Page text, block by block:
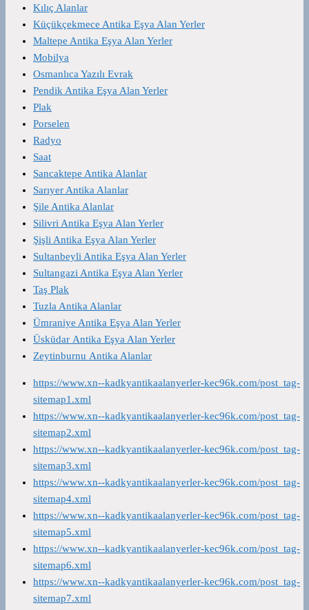
Kılıç Alanlar
Küçükçekmece Antika Eşya Alan Yerler
Maltepe Antika Eşya Alan Yerler
Mobilya
Osmanlıca Yazılı Evrak
Pendik Antika Eşya Alan Yerler
Plak
Porselen
Radyo
Saat
Sancaktepe Antika Alanlar
Sarıyer Antika Alanlar
Şile Antika Alanlar
Silivri Antika Eşya Alan Yerler
Şişli Antika Eşya Alan Yerler
Sultanbeyli Antika Eşya Alan Yerler
Sultangazi Antika Eşya Alan Yerler
Taş Plak
Tuzla Antika Alanlar
Ümraniye Antika Eşya Alan Yerler
Üsküdar Antika Eşya Alan Yerler
Zeytinburnu Antika Alanlar
https://www.xn--kadkyantikaalanyerler-kec96k.com/post_tag-
sitemap1.xml
https://www.xn--kadkyantikaalanyerler-kec96k.com/post_tag-
sitemap2.xml
https://www.xn--kadkyantikaalanyerler-kec96k.com/post_tag-
sitemap3.xml
https://www.xn--kadkyantikaalanyerler-kec96k.com/post_tag-
sitemap4.xml
https://www.xn--kadkyantikaalanyerler-kec96k.com/post_tag-
sitemap5.xml
https://www.xn--kadkyantikaalanyerler-kec96k.com/post_tag-
sitemap6.xml
https://www.xn--kadkyantikaalanyerler-kec96k.com/post_tag-
sitemap7.xml